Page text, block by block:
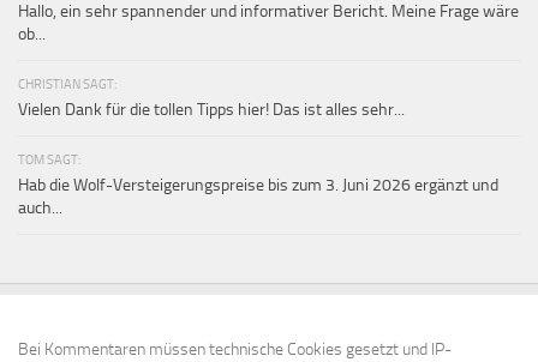
Hallo, ein sehr spannender und informativer Bericht. Meine Frage wäre
ob...
CHRISTIAN SAGT:
Vielen Dank für die tollen Tipps hier! Das ist alles sehr...
TOM SAGT:
Hab die Wolf-Versteigerungspreise bis zum 3. Juni 2026 ergänzt und
auch...
Bei Kommentaren müssen technische Cookies gesetzt und IP-